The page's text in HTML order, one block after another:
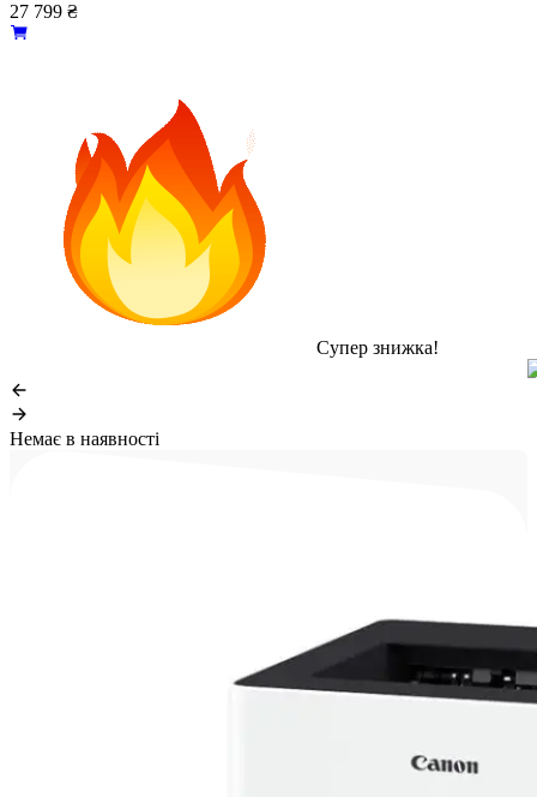
27 799 ₴
Супер знижка!
Немає в наявності